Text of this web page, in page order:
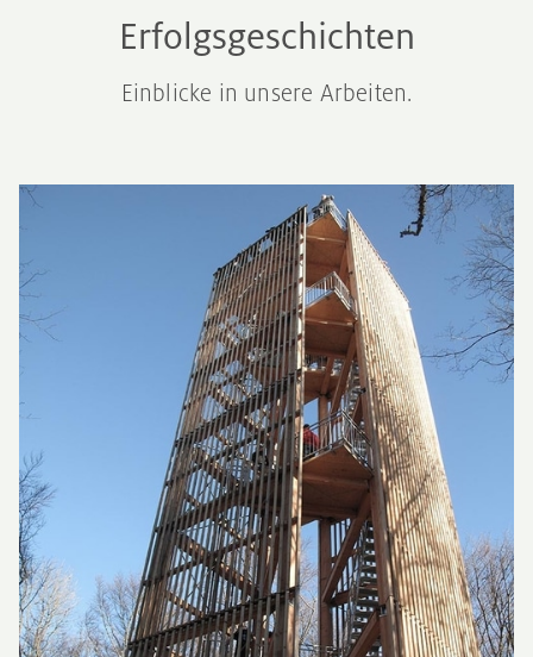
Erfolgsgeschichten
Einblicke in unsere Arbeiten.